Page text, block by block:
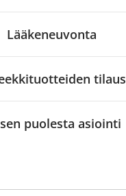
Lääkeneuvonta
tilaus
puolesta asiointi